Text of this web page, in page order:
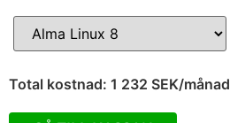
Total kostnad: 1 232 SEK/månad